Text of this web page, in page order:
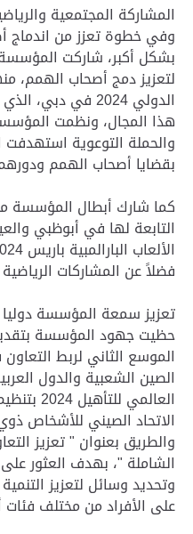
المشاركة المجتمعية
وفي خطوة تعزز من اندماج
بشكل أكبر، شاركت
لتعزيز دمج أصحاب الهمم،
الدولي 2024 في
هذا المجال، ونظمت
والحملة التوعوية استهدفت
بقضايا أصحاب الهمم
كما شارك أبطال المؤسسة
التابعة لها في أبوظبي
فضلاً عن المشاركات الرياضية
تعزيز سمعة المؤسسة دوليا
حظيت جهود المؤسسة
الموسع الثاني لربط
الصين الشعبية والدول
العالمي
الاتحاد الصيني للأشخاص
والطريق بعنوان " تعزيز
الشاملة "، بهدف العثور
وتحديد وسائل لتعزيز
على الأفراد من مختلف